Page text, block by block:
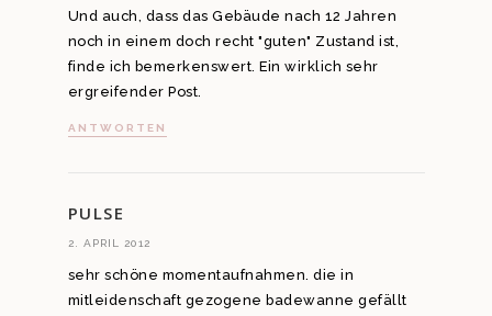
Und auch, dass das Gebäude nach 12 Jahren
noch in einem doch recht "guten" Zustand ist,
finde ich bemerkenswert. Ein wirklich sehr
ergreifender Post.
ANTWORTEN
PULSE
2. APRIL 2012
sehr schöne momentaufnahmen. die in
mitleidenschaft gezogene badewanne gefällt